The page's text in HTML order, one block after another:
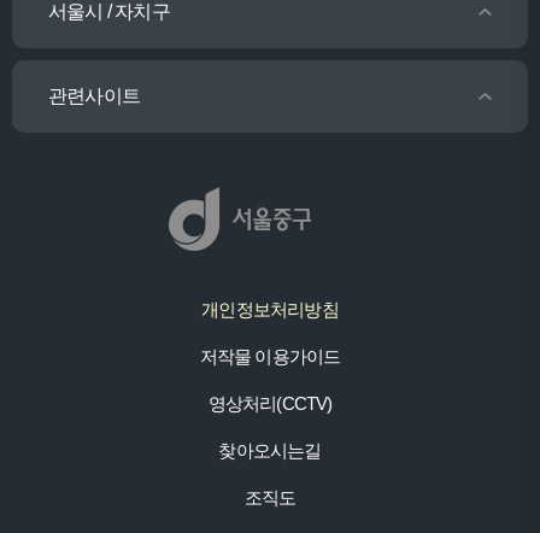
서울시 / 자치구
관련사이트
개인정보처리방침
저작물 이용가이드
영상처리(CCTV)
찾아오시는길
조직도